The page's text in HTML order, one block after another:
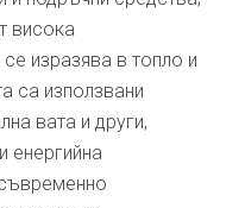
висока
изразява в топло и
са използвани
вата и други,
енергийна